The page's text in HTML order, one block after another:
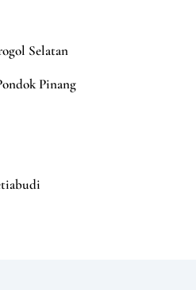
Selatan
Pinang